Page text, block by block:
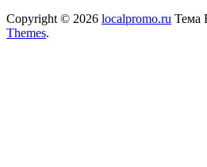
Copyright © 2026 localpromo.ru Тема
Themes.